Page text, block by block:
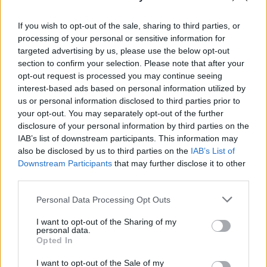
If you wish to opt-out of the sale, sharing to third parties, or
processing of your personal or sensitive information for
targeted advertising by us, please use the below opt-out
section to confirm your selection. Please note that after your
opt-out request is processed you may continue seeing
interest-based ads based on personal information utilized by
us or personal information disclosed to third parties prior to
your opt-out. You may separately opt-out of the further
disclosure of your personal information by third parties on the
IAB’s list of downstream participants. This information may
also be disclosed by us to third parties on the IAB’s List of
Downstream Participants that may further disclose it to other
Please note that this website/app uses one or more Google
not limited to your visit or usage behaviour. You may click to
grant or deny consent to Google and its third-party tags to
use your data for below specified purposes in below Google
consent section.
Personal Data Processing Opt Outs
I want to opt-out of the Sharing of my
personal data.
Opted In
I want to opt-out of the Sale of my
FOOTBALL
Le mercato du PSG vu par PlanetePSG.com
FOOTBALL